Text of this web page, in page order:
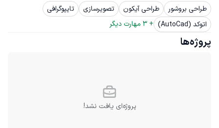
طراحی بروشور
طراحی آیکون تصویرسازی
تایپوگرافی
اتوکد (AutoCad)
+
3 مهارت دیگر
پروژه‌ها
پروژه‌ای یافت نشد!